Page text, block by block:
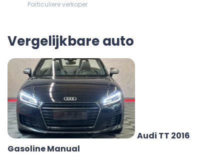
Particuliere verkoper
Vergelijkbare auto
Audi TT 2016
Gasoline Manual